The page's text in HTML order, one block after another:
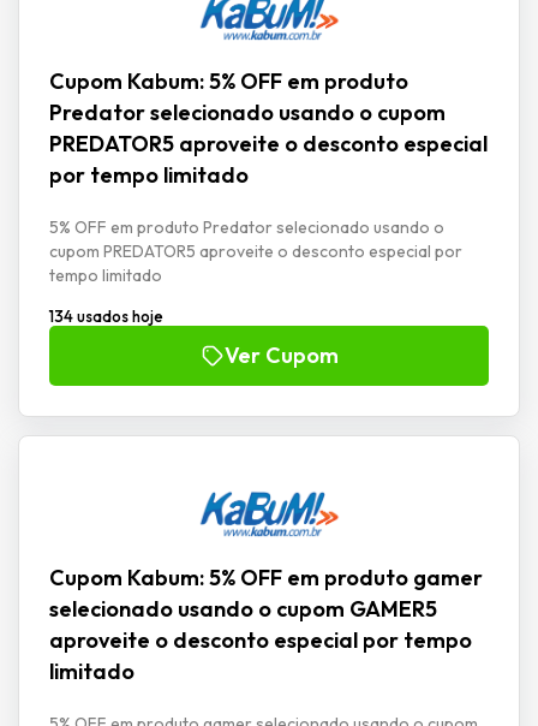
Cupom Kabum: 5% OFF em produto
Predator selecionado usando o cupom
PREDATOR5 aproveite o desconto especial
por tempo limitado
5% OFF em produto Predator selecionado usando o
cupom PREDATOR5 aproveite o desconto especial por
tempo limitado
134 usados hoje
Ver Cupom
Cupom Kabum: 5% OFF em produto gamer
selecionado usando o cupom GAMER5
aproveite o desconto especial por tempo
limitado